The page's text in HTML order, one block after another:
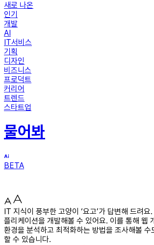
새로 나온
인기
개발
AI
IT서비스
기획
디자인
비즈니스
프로덕트
커리어
트렌드
스타트업
물어봐
BETA
IT 지식이 풍부한 고양이 ‘요고’가 답변해 드려
플리케이션을 개발해볼 수 있어요. 이를 통해 웹
환경을 분석하고 최적화하는 방법을 조사해볼
할 수 있습니다.